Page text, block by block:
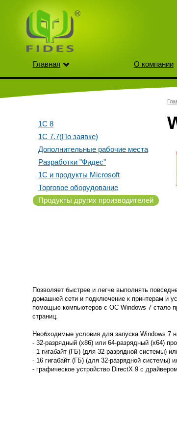
Главная О компании
1С 8
1С 7.7(По заявке)
Дополнительные рабочие места
Разработки "Фидес"
1С и продукты Microsoft
Торговое оборудование
Продукты других производителей
Позволяет быстрее и легче выполнять
домашней сети и подключение к принтерам и
помощью компьютеров с ОС Windows 7 стало
страниц.
Необходимые условия для запуска Windows 7
- 32-разрядный (x86) или 64-разрядный (x64)
- 1 гигабайт (ГБ) (для 32-разрядной системы)
- 16 гигабайт (ГБ) (для 32-разрядной системы)
- графическое устройство DirectX 9 с